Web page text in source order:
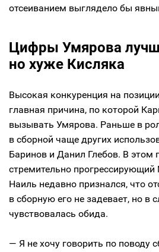
отсеиванием выглядело бы
Цифры Умярова
но хуже Кисляка
Высокая конкуренция на
главная причина, по которой
вызывать Умярова. Раньше в
в сборной чаще других
Баринов и Данил Глебов. В этом
стремительно
Наиль недавно признался, что
в сборную его не задевает, но в
чувствовалась обида.
— Я не хочу говорить по поводу